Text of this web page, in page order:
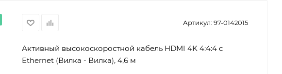
Артикул: 97-0142015
Активный высокоскоростной кабель HDMI 4K 4:4:4 c
Ethernet (Вилка - Вилка), 4,6 м